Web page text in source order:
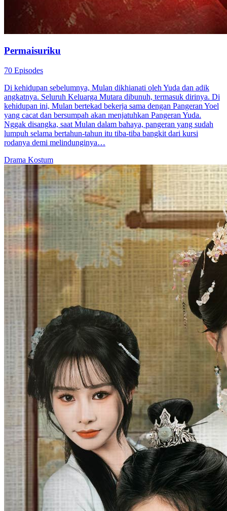
Permaisuriku
70 Episodes
Di kehidupan sebelumnya, Mulan dikhianati oleh Yuda dan adik
angkatnya. Seluruh Keluarga Mutara dibunuh, termasuk dirinya. Di
kehidupan ini, Mulan bertekad bekerja sama dengan Pangeran Yoel
yang cacat dan bersumpah akan menjatuhkan Pangeran Yuda.
Nggak disangka, saat Mulan dalam bahaya, pangeran yang sudah
lumpuh selama bertahun-tahun itu tiba-tiba bangkit dari kursi
rodanya demi melindunginya…
Drama Kostum